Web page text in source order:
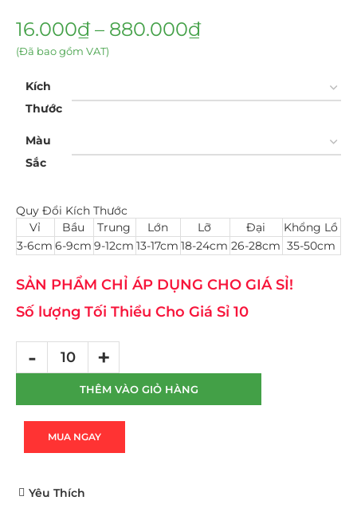
16.000₫ – 880.000₫
(Đã bao gồm VAT)
Kích
Thước
Màu
Sắc
Quy Đổi Kích Thước
Vỉ
Bầu Trung Lớn Lỡ Đại
Khổng Lồ
3-6cm 6-9cm 9-12cm 13-17cm 18-24cm 26-28cm 35-50cm
SẢN PHẨM CHỈ ÁP DỤNG CHO GIÁ SỈ!
Số lượng Tối Thiểu Cho Giá Sỉ 10
THÊM VÀO GIỎ HÀNG
MUA NGAY
Yêu Thích